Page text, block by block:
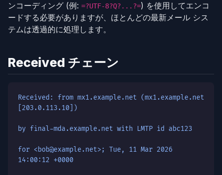
ンコーディング (例: =?UTF-8?Q?...?=) を使用してエンコ
ードする必要がありますが、ほとんどの最新メール シス
テムは透過的に処理します。
Received チェーン
Received: from mx1.example.net (mx1.example.net
[203.0.113.10])
by final-mda.example.net with LMTP id abc123
for <bob@example.net>; Tue, 11 Mar 2026
14:00:12 +0000